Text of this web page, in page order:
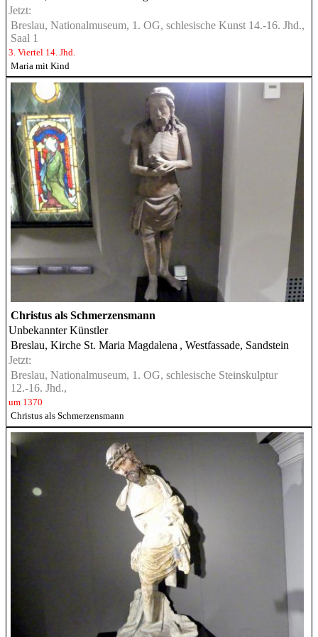
Jetzt:
Breslau, Nationalmuseum, 1. OG, schlesische Kunst 14.-16. Jhd.,
Saal 1
3. Viertel 14. Jhd.
Maria mit Kind
Christus als Schmerzensmann
Unbekannter Künstler
Breslau, Kirche St. Maria Magdalena , Westfassade, Sandstein
Jetzt:
Breslau, Nationalmuseum, 1. OG, schlesische Steinskulptur
12.-16. Jhd.,
um 1370
Christus als Schmerzensmann